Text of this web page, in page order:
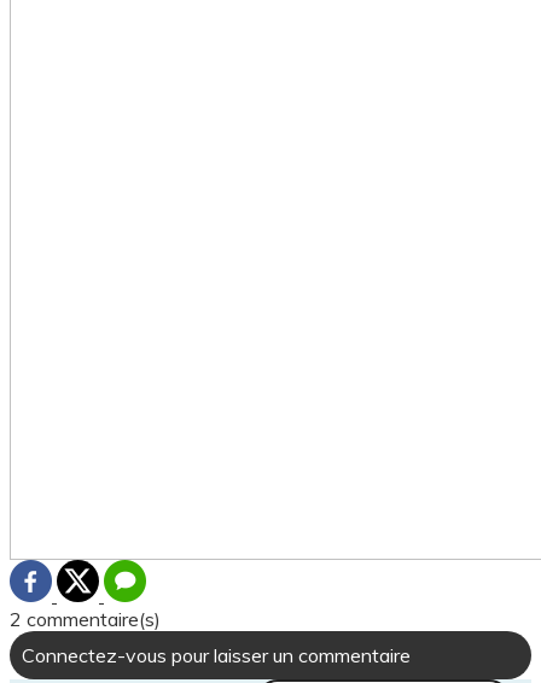
2 commentaire(s)
Connectez-vous pour laisser un commentaire